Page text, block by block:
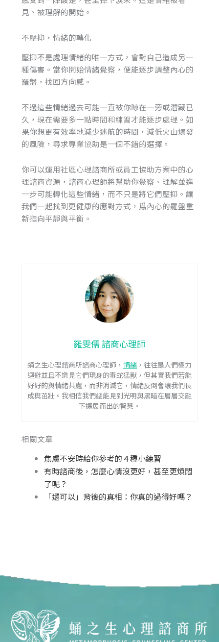
見、被理解的開始。
不壓抑，情緒的轉化
壓抑不是處理情緒的唯一方式，會對自己造成另一
種傷害。當你開始情緒覺察，便能逐步調整內心的
羅盤，找回方向感。
不過這些情緒過去可能一直被你晾在一旁或潛藏已
久，現在需要多一點時間和練習才能逐步處理。如
果你想更有效率地減少迷航的時間，減低火山爆發
的風險，尋求專業協助是一個不錯的選擇。
你可以運用社區心理諮商所或員工協助方案中的心
理諮商資源，諮商心理師將幫助你覺察、理解並進
一步可能轉化這些情緒，而不只是將它們壓抑。讓
我們一起找到更健康的應對方式，爲內心的羅盤重
新指向平靜與平衡。
羅雯儒 諮商心理師
蛹之生心理諮商所諮商心理師， 情緒 ，往往是人們極力
迴避並且不樂見它們現身的毒蛇猛獸，但其實我們若能
好好的與情緒共處，而非消滅它，情緒反倒會讓我們長
成與茁壯。我相信我們總能見到光明與黑暗在層層交融
下擴展而出的智慧。
相關文章
焦慮不安時給你參考的４種小練習
有時諮商後，怎麼心情沒更好，甚至更煩悶
了呢？
「還可以」背後的真相：你真的過得好嗎？